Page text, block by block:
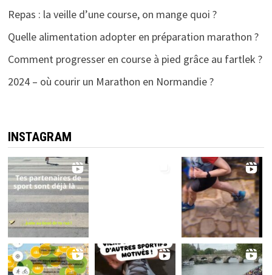
Repas : la veille d’une course, on mange quoi ?
Quelle alimentation adopter en préparation marathon ?
Comment progresser en course à pied grâce au fartlek ?
2024 – où courir un Marathon en Normandie ?
INSTAGRAM